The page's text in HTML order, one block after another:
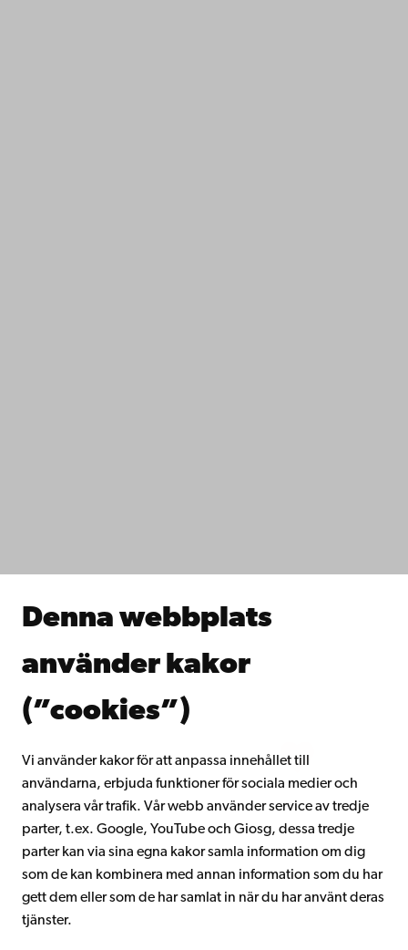
Denna webbplats
använder kakor
(”cookies”)
Vi använder kakor för att anpassa innehållet till
användarna, erbjuda funktioner för sociala medier och
analysera vår trafik. Vår webb använder service av tredje
parter, t.ex. Google, YouTube och Giosg, dessa tredje
parter kan via sina egna kakor samla information om dig
som de kan kombinera med annan information som du har
gett dem eller som de har samlat in när du har använt deras
tjänster.
Samarbeta med oss
Kontinuerligt lärande
Gå med i Åbo Akademis alumnnätverk
Intranätet
Facebook InstagramYouTube LinkedIn Blog Snapchat